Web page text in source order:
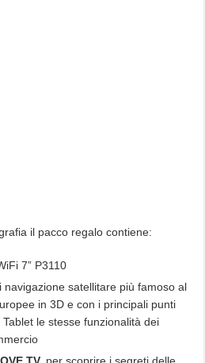
il pacco regalo contiene:
7” P3110
navigazione satellitare più famoso al
in 3D e con i principali punti
le stesse funzionalità dei
TV, per scoprire i segreti delle